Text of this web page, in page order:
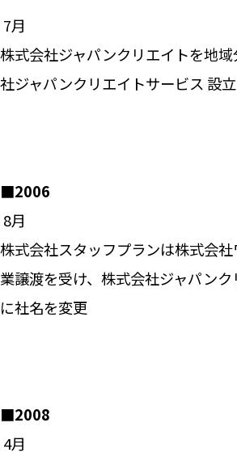
―― 7月
株式会社ジャパンクリエイトを地
社ジャパンクリエイトサービス 設立
■2006
―― 8月
株式会社スタッフプランは株式会
業譲渡を受け、株式会社ジャパン
に社名を変更
■2008
―― 4月